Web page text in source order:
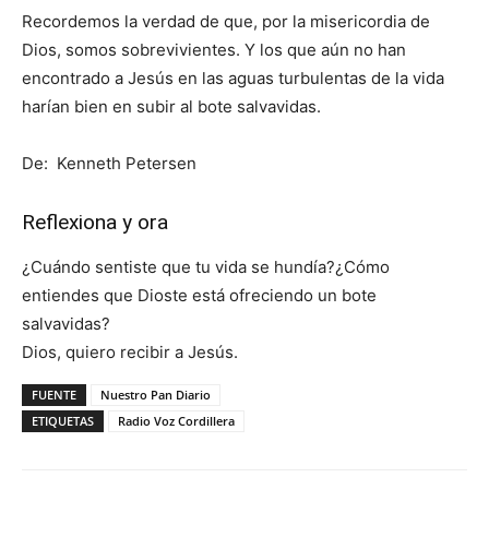
Recordemos la verdad de que, por la misericordia de
Dios, somos sobrevivientes. Y los que aún no han
encontrado a Jesús en las aguas turbulentas de la vida
harían bien en subir al bote salvavidas.
De: Kenneth Petersen
Reflexiona y ora
¿Cuándo sentiste que tu vida se hundía?¿Cómo
entiendes que Dioste está ofreciendo un bote
salvavidas?
Dios, quiero recibir a Jesús.
FUENTE
Nuestro Pan Diario
ETIQUETAS
Radio Voz Cordillera